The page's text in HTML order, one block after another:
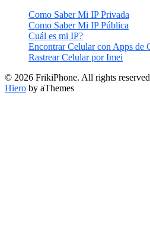
Como Saber Mi IP Privada
Como Saber Mi IP Pública
Cuál es mi IP?
Encontrar Celular con Apps de
Rastrear Celular por Imei
© 2026 FrikiPhone. All rights
Hiero by aThemes